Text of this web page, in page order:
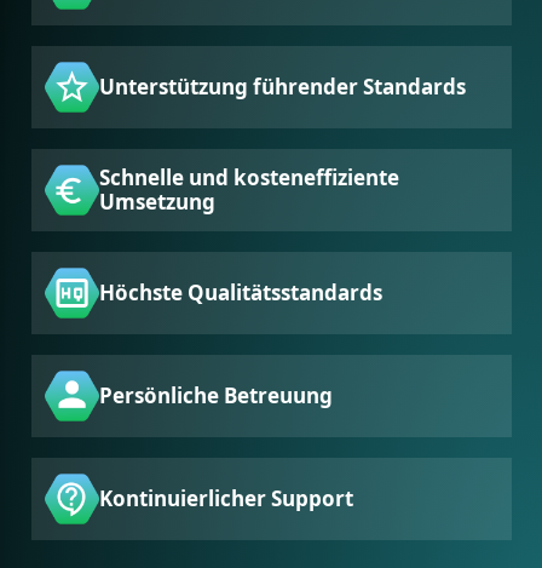
Unterstützung führender Standards
Schnelle und kosteneffiziente
Umsetzung
Höchste Qualitätsstandards
Persönliche Betreuung
Kontinuierlicher Support